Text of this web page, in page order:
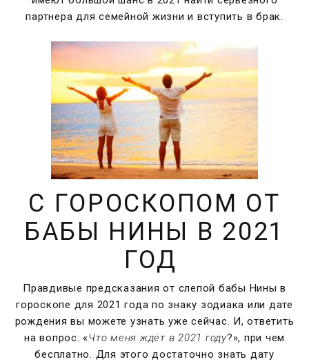
партнера для семейной жизни и вступить в брак.
С ГОРОСКОПОМ ОТ
БАБЫ НИНЫ В 2021
ГОД
Правдивые предсказания от слепой бабы Нины в
гороскопе для 2021 года по знаку зодиака или дате
рождения вы можете узнать уже сейчас. И, ответить
на вопрос: «Что меня ждёт в 2021 году?», при чем
бесплатно. Для этого достаточно знать дату